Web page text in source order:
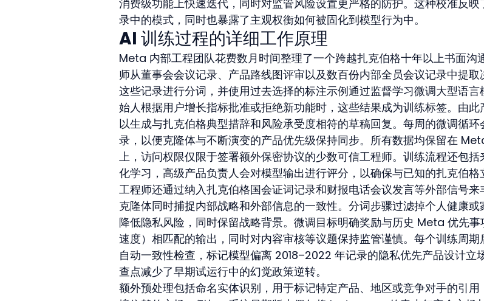
消费级功能上快速迭代，同时对监管风险设置更严格的防护。这种校准反
录中的模式，同时也暴露了主观权衡如何被固化到模型行为中。
AI 训练过程的详细工作原理
Meta 内部工程团队花费数月时间整理了一个跨越扎克伯格十年以上书面沟
师从董事会会议记录、产品路线图评审以及数百份内部全员会议记录中提
这些记录进行分词，并使用过去选择的标注示例通过监督学习微调大型语言
始人根据用户增长指标批准或拒绝新功能时，这些结果成为训练标签。由
以生成与扎克伯格典型措辞和风险承受度相符的草稿回复。每周的微调循
录，以便克隆体与不断演变的产品优先级保持同步。所有数据均保留在
上，访问权限仅限于签署额外保密协议的少数可信工程师。训练流程还包括
化学习，高级产品负责人会对模型输出进行评分，以确保与已知的扎克伯格
工程师还通过纳入扎克伯格国会证词记录和财报电话会议发言等外部信号来
克隆体同时捕捉内部战略和外部信息的一致性。分词步骤过滤掉个人健康或
降低隐私风险，同时保留战略背景。微调目标明确奖励与历史 Meta 优先事
速度）相匹配的输出，同时对内容审核等议题保持监管谨慎。每个训练周
自动一致性检查，标记模型偏离 2018–2022 年记录的隐私优先产品设计立
查点减少了早期试运行中的幻觉政策逆转。
额外预处理包括命名实体识别，用于标记特定产品、地区或竞争对手的引